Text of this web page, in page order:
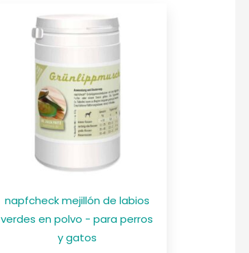
napfcheck mejillón de labios
verdes en polvo - para perros
y gatos